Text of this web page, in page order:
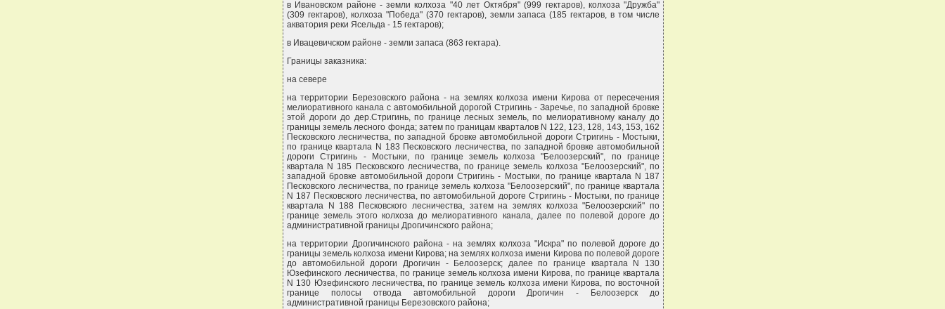
в Ивановском районе - земли колхоза "40 лет Октября" (999 гектаров), колхоза "Дружба"
(309 гектаров), колхоза "Победа" (370 гектаров), земли запаса (185 гектаров, в том числе
акватория реки Ясельда - 15 гектаров);
в Ивацевичском районе - земли запаса (863 гектара).
Границы заказника:
на севере
на территории Березовского района - на землях колхоза имени Кирова от пересечения
мелиоративного канала с автомобильной дорогой Стригинь - Заречье, по западной бровке
этой дороги до дер.Стригинь, по границе лесных земель, по мелиоративному каналу до
границы земель лесного фонда; затем по границам кварталов N 122, 123, 128, 143, 153, 162
Песковского лесничества, по западной бровке автомобильной дороги Стригинь - Мостыки,
по границе квартала N 183 Песковского лесничества, по западной бровке автомобильной
дороги Стригинь - Мостыки, по границе земель колхоза "Белоозерский", по границе
квартала N 185 Песковского лесничества, по границе земель колхоза "Белоозерский", по
западной бровке автомобильной дороги Стригинь - Мостыки, по границе квартала N 187
Песковского лесничества, по границе земель колхоза "Белоозерский", по границе квартала
N 187 Песковского лесничества, по автомобильной дороге Стригинь - Мостыки, по границе
квартала N 188 Песковского лесничества, затем на землях колхоза "Белоозерский" по
границе земель этого колхоза до мелиоративного канала, далее по полевой дороге до
административной границы Дрогичинского района;
на территории Дрогичинского района - на землях колхоза "Искра" по полевой дороге до
границы земель колхоза имени Кирова; на землях колхоза имени Кирова по полевой дороге
до автомобильной дороги Дрогичин - Белоозерск; далее по границе квартала N 130
Юзефинского лесничества, по границе земель колхоза имени Кирова, по границе квартала
N 130 Юзефинского лесничества, по границе земель колхоза имени Кирова, по восточной
границе полосы отвода автомобильной дороги Дрогичин - Белоозерск до
административной границы Березовского района;